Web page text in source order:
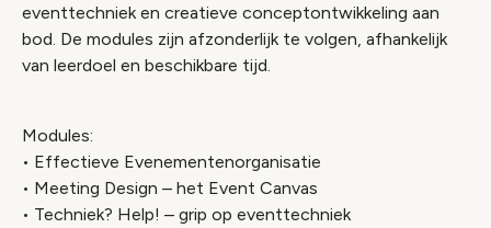
eventtechniek en creatieve conceptontwikkeling aan
bod. De modules zijn afzonderlijk te volgen, afhankelijk
van leerdoel en beschikbare tijd.
Modules:
• Effectieve Evenementenorganisatie
• Meeting Design – het Event Canvas
• Techniek? Help! – grip op eventtechniek